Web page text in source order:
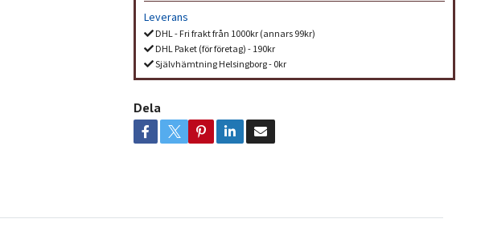
Leverans
DHL - Fri frakt från 1000kr (annars 99kr)
DHL Paket (för företag) - 190kr
Självhämtning Helsingborg - 0kr
Dela